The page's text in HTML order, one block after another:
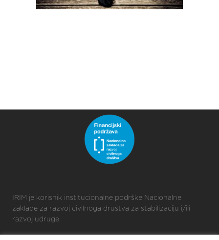
IRIM je korisnik institucionalne podrške Nacionalne
zaklade za razvoj civilnoga društva za stabilizaciju i/ili
razvoj udruge.